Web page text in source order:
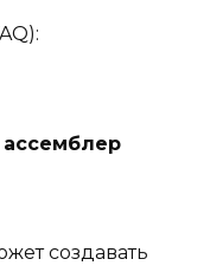
создавать